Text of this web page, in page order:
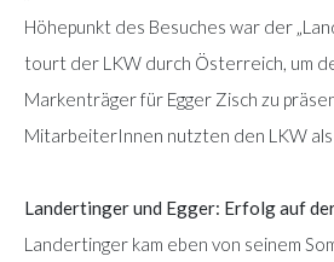
Höhepunkt des Besuches war der
tourt der LKW durch Österreich, um
Markenträger für Egger Zisch zu
MitarbeiterInnen nutzten den LKW als
Landertinger und Egger: Erfolg auf
Landertinger kam eben von seinem